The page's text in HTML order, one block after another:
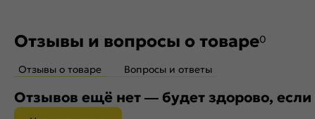
Отзывы и вопросы о товаре0
Отзывы о товаре Вопросы и ответы
Отзывов ещё нет — будет здорово,